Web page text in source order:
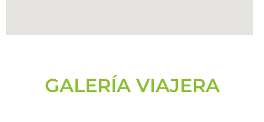
GALERÍA VIAJERA